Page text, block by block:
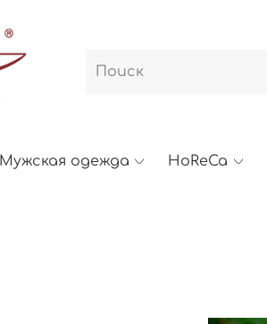
Мужская одежда HoReCa